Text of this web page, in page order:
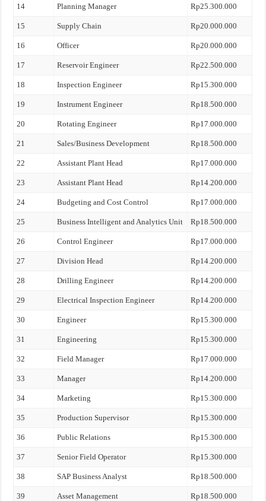
14 Planning Manager Rp25.300.000
15 Supply Chain Rp20.000.000
16 Officer Rp20.000.000
17 Reservoir Engineer Rp22.500.000
18 Inspection Engineer Rp15.300.000
19 Instrument Engineer Rp18.500.000
20 Rotating Engineer Rp17.000.000
21 Sales/Business Development Rp18.500.000
22 Assistant Plant Head Rp17.000.000
23 Assistant Plant Head Rp14.200.000
24 Budgeting and Cost Control Rp17.000.000
25 Business Intelligent and Analytics Unit Rp18.500.000
26 Control Engineer Rp17.000.000
27 Division Head Rp14.200.000
28 Drilling Engineer Rp14.200.000
29 Electrical Inspection Engineer Rp14.200.000
30 Engineer Rp15.300.000
31 Engineering Rp15.300.000
32 Field Manager Rp17.000.000
33 Manager Rp14.200.000
34 Marketing Rp15.300.000
35 Production Supervisor Rp15.300.000
36 Public Relations Rp15.300.000
37 Senior Field Operator Rp15.300.000
38 SAP Business Analyst Rp18.500.000
39 Asset Management Rp18.500.000